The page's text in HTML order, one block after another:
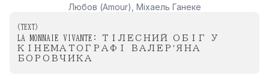
Любов (Amour), Міхаель Ганеке
(TEXT)
LA MONNAIE VIVANTE: ТІЛЕСНИЙ ОБІГ У
КІНЕМАТОГРАФІ ВАЛЕР’ЯНА
БОРОВЧИКА